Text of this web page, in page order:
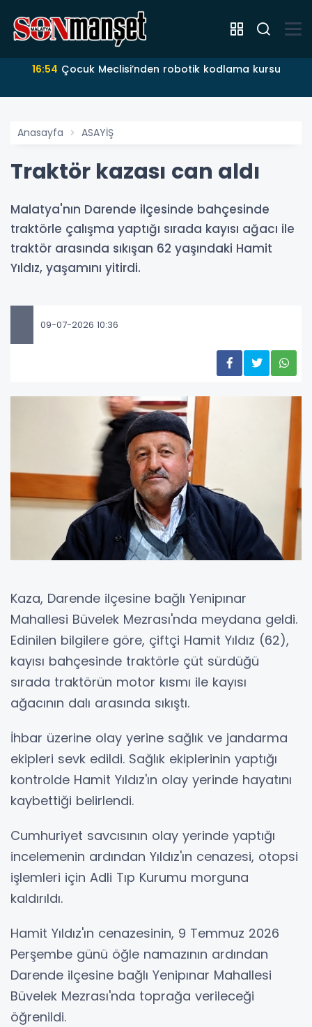
16:54 Çocuk Meclisi’nden robotik kodlama kursu
Anasayfa ASAYİŞ
Traktör kazası can aldı
Malatya'nın Darende ilçesinde bahçesinde
traktörle çalışma yaptığı sırada kayısı ağacı ile
traktör arasında sıkışan 62 yaşındaki Hamit
Yıldız, yaşamını yitirdi.
09-07-2026 10:36
Kaza, Darende ilçesine bağlı Yenipınar
Mahallesi Büvelek Mezrası'nda meydana geldi.
Edinilen bilgilere göre, çiftçi Hamit Yıldız (62),
kayısı bahçesinde traktörle çüt sürdüğü
sırada traktörün motor kısmı ile kayısı
ağacının dalı arasında sıkıştı.
İhbar üzerine olay yerine sağlık ve jandarma
ekipleri sevk edildi. Sağlık ekiplerinin yaptığı
kontrolde Hamit Yıldız'ın olay yerinde hayatını
kaybettiği belirlendi.
Cumhuriyet savcısının olay yerinde yaptığı
incelemenin ardından Yıldız'ın cenazesi, otopsi
işlemleri için Adli Tıp Kurumu morguna
kaldırıldı.
Hamit Yıldız'ın cenazesinin, 9 Temmuz 2026
Perşembe günü öğle namazının ardından
Darende ilçesine bağlı Yenipınar Mahallesi
Büvelek Mezrası'nda toprağa verileceği
öğrenildi.